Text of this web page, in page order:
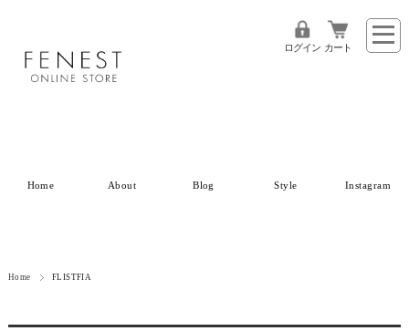
ログイン カート
Home About Blog Style Instagram
Home FLISTFIA